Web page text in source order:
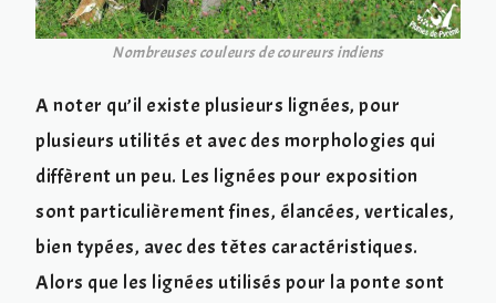
Nombreuses couleurs de coureurs indiens
A noter qu’il existe plusieurs lignées, pour
plusieurs utilités et avec des morphologies qui
diffèrent un peu. Les lignées pour exposition
sont particulièrement fines, élancées, verticales,
bien typées, avec des têtes caractéristiques.
Alors que les lignées utilisés pour la ponte sont